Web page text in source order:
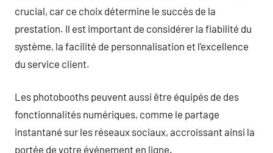
crucial, car ce choix détermine le succès de la
prestation. Il est important de considérer la fiabilité du
système, la facilité de personnalisation et l’excellence
du service client.
Les photobooths peuvent aussi être équipés de des
fonctionnalités numériques, comme le partage
instantané sur les réseaux sociaux, accroissant ainsi la
portée de votre événement en ligne.